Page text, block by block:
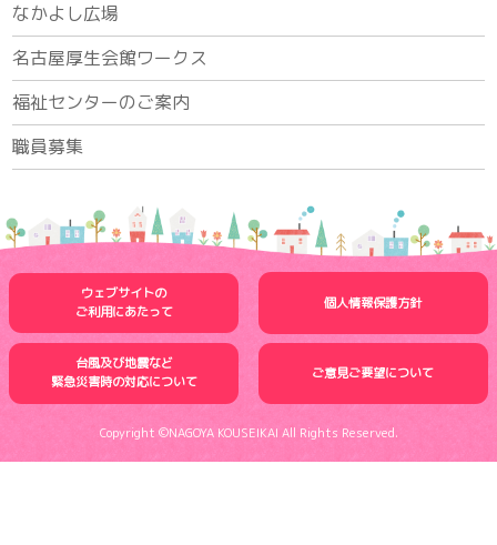
なかよし広場
名古屋厚生会館ワークス
福祉センターのご案内
職員募集
ウェブサイトの
ご利用にあたって
個人情報保護方針
台風及び地震など
緊急災害時の対応について
ご意見ご要望について
Copyright ©NAGOYA KOUSEIKAI All Rights Reserved.